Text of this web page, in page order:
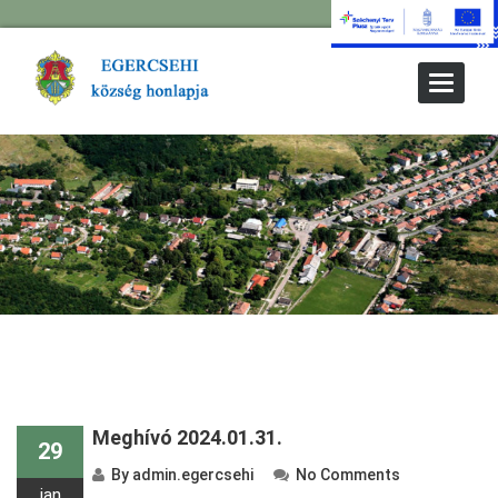
Toggle
29
Meghívó 2024.01.31.
By admin.egercsehi No Comments